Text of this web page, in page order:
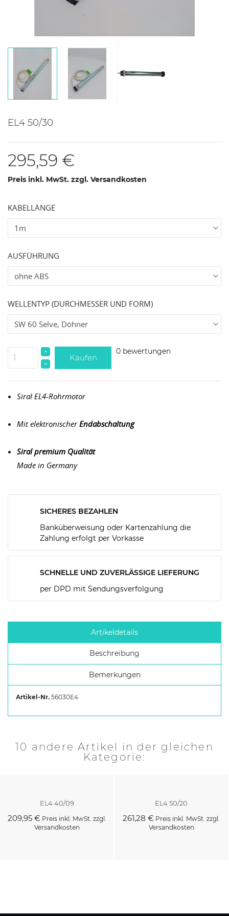
EL4 50/30
295,59 €
Preis inkl. MwSt. zzgl. Versandkosten
KABELLÄNGE
AUSFÜHRUNG
WELLENTYP (DURCHMESSER UND FORM)
Kaufen
0 bewertungen
Siral EL4-Rohrmotor
Mit elektronischerEndabschaltung
Siral premium Qualität
Made in Germany
SICHERES BEZAHLEN
Banküberweisung oder Kartenzahlung die
Zahlung erfolgt per Vorkasse
SCHNELLE UND ZUVERLÄSSIGE LIEFERUNG
per DPD mit Sendungsverfolgung
Artikeldetails
Beschreibung
Bemerkungen
Artikel-Nr. 56030E4
10 andere Artikel in der gleichen
Kategorie:
EL4 40/09
209,95 €Preis inkl. MwSt. zzgl.
Versandkosten
EL4 50/20
261,28 € Preis inkl. MwSt. zzgl.
Versandkosten